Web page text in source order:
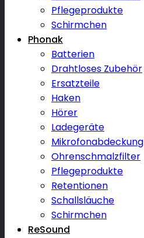
Pflegeprodukte
Schirmchen
Phonak
Batterien
Drahtloses Zubehör
Ersatzteile
Haken
Hörer
Ladegeräte
Mikrofonabdeckung
Ohrenschmalzfilter
Pflegeprodukte
Retentionen
Schallsläuche
Schirmchen
ReSound